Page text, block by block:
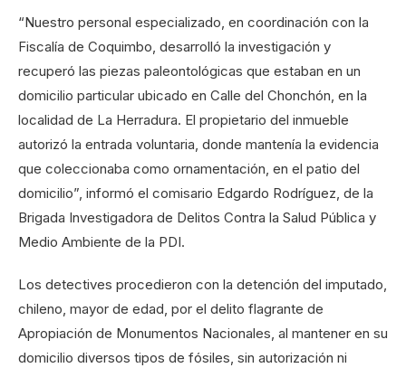
“Nuestro personal especializado, en coordinación con la
Fiscalía de Coquimbo, desarrolló la investigación y
recuperó las piezas paleontológicas que estaban en un
domicilio particular ubicado en Calle del Chonchón, en la
localidad de La Herradura. El propietario del inmueble
autorizó la entrada voluntaria, donde mantenía la evidencia
que coleccionaba como ornamentación, en el patio del
domicilio”, informó el comisario Edgardo Rodríguez, de la
Brigada Investigadora de Delitos Contra la Salud Pública y
Medio Ambiente de la PDI.
Los detectives procedieron con la detención del imputado,
chileno, mayor de edad, por el delito flagrante de
Apropiación de Monumentos Nacionales, al mantener en su
domicilio diversos tipos de fósiles, sin autorización ni